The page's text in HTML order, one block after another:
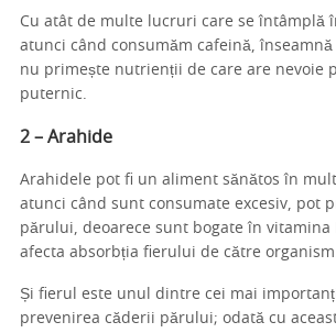
Cu atât de multe lucruri care se întâmplă
atunci când consumăm cafeină,
nu primește nutrienții de care are nevoie
puternic.
2 – Arahide
Arahidele pot fi un aliment sănătos în
atunci când sunt consumate excesiv, pot
părului, deoarece sunt bogate în vitamina
afecta absorbția fierului de către
Și fierul este unul dintre cei mai
prevenirea căderii părului; odată cu